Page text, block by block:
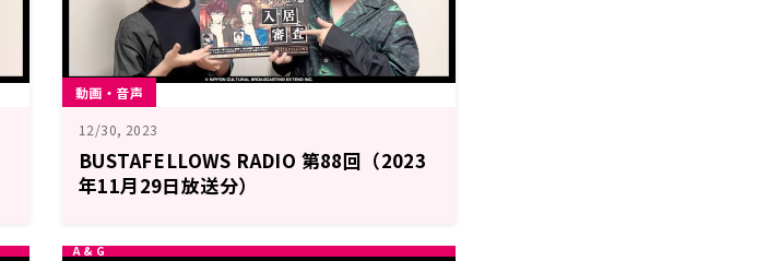
動画・音声
12/30, 2023
BUSTAFELLOWS RADIO 第88回（2023
年11月29日放送分）